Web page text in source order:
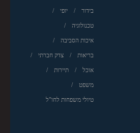
בידור יופי
טכנולוגיה
איכות הסביבה
בריאות צדק חברתי
אוכל תיירות
משפט
טיולי משפחות לחו"ל